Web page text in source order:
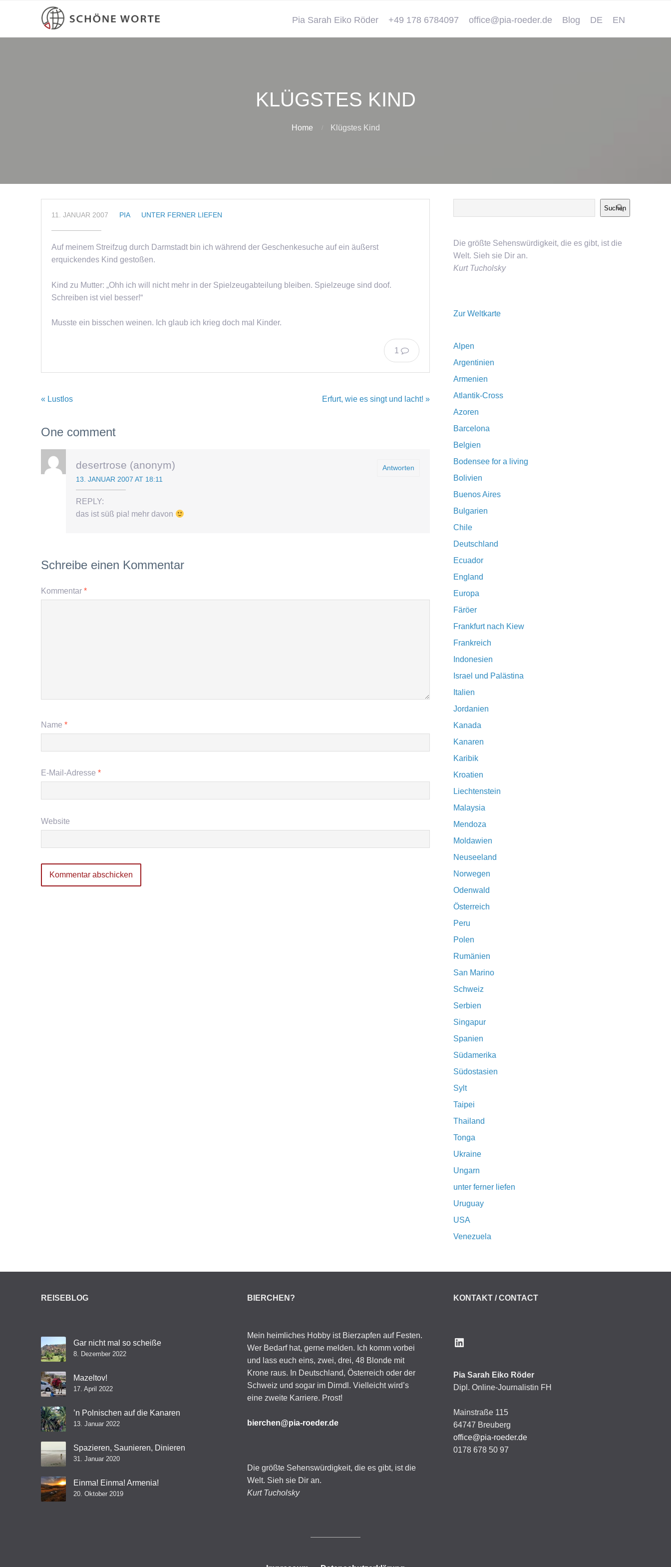
Pia Sarah Eiko Röder +49 178 6784097 office@pia-roeder.de Blog DE EN
KLÜGSTES KIND
Home Klügstes Kind
11. JANUAR 2007 PIA UNTER FERNER LIEFEN
Auf meinem Streifzug durch Darmstadt bin ich während der Geschenkesuche auf ein äußerst
erquickendes Kind gestoßen.
Kind zu Mutter: „Ohh ich will nicht mehr in der Spielzeugabteilung bleiben. Spielzeuge sind doof.
Schreiben ist viel besser!“
Musste ein bisschen weinen. Ich glaub ich krieg doch mal Kinder.
1
« Lustlos Erfurt, wie es singt und lacht! »
One comment
Antworten
desertrose (anonym)
13. JANUAR 2007 AT 18:11
REPLY:
das ist süß pia! mehr davon
Schreibe einen Kommentar
Kommentar *
Name *
E-Mail-Adresse *
Website
Suchen
Die größte Sehenswürdigkeit, die es gibt, ist die
Welt. Sieh sie Dir an.
Kurt Tucholsky
Zur Weltkarte
Alpen
Argentinien
Armenien
Atlantik-Cross
Azoren
Barcelona
Belgien
Bodensee for a living
Bolivien
Buenos Aires
Bulgarien
Chile
Deutschland
Ecuador
England
Europa
Färöer
Frankfurt nach Kiew
Frankreich
Indonesien
Israel und Palästina
Italien
Jordanien
Kanada
Kanaren
Karibik
Kroatien
Liechtenstein
Malaysia
Mendoza
Moldawien
Neuseeland
Norwegen
Odenwald
Österreich
Peru
Polen
Rumänien
San Marino
Schweiz
Serbien
Singapur
Spanien
Südamerika
Südostasien
Sylt
Taipei
Thailand
Tonga
Ukraine
Ungarn
unter ferner liefen
Uruguay
USA
Venezuela
REISEBLOG
Gar nicht mal so scheiße
8. Dezember 2022
Mazeltov!
17. April 2022
’n Polnischen auf die Kanaren
13. Januar 2022
Spazieren, Saunieren, Dinieren
31. Januar 2020
Einma! Einma! Armenia!
20. Oktober 2019
BIERCHEN?
Mein heimliches Hobby ist Bierzapfen auf Festen.
Wer Bedarf hat, gerne melden. Ich komm vorbei
und lass euch eins, zwei, drei, 48 Blonde mit
Krone raus. In Deutschland, Österreich oder der
Schweiz und sogar im Dirndl. Vielleicht wird’s
eine zweite Karriere. Prost!
bierchen@pia-roeder.de
Die größte Sehenswürdigkeit, die es gibt, ist die
Welt. Sieh sie Dir an.
Kurt Tucholsky
KONTAKT / CONTACT
LinkedIn
Pia Sarah Eiko Röder
Dipl. Online-Journalistin FH
Mainstraße 115
64747 Breuberg
office@pia-roeder.de
0178 678 50 97